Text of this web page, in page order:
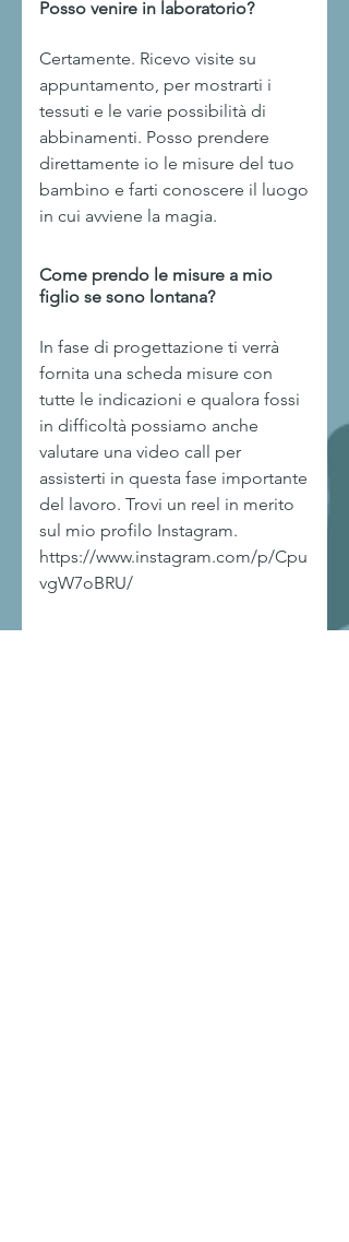
Posso venire in laboratorio?
Certamente. Ricevo visite su
appuntamento, per mostrarti i
tessuti e le varie possibilità di
abbinamenti. Posso prendere
direttamente io le misure del tuo
bambino e farti conoscere il luogo
in cui avviene la magia.
Come prendo le misure a mio
figlio se sono lontana?
In fase di progettazione ti verrà
fornita una scheda misure con
tutte le indicazioni e qualora fossi
in difficoltà possiamo anche
valutare una video call per
assisterti in questa fase importante
del lavoro. Trovi un reel in merito
sul mio profilo Instagram.
https://www.instagram.com/p/Cpu
vgW7oBRU/